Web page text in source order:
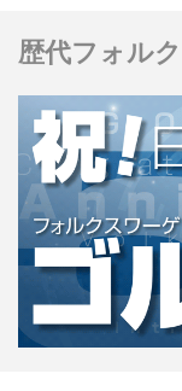
か
戦
タ
動
2
ス
で
リ
た
歴代フォル